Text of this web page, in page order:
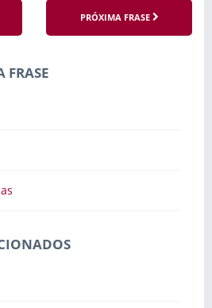
PRÓXIMA FRASE
FRASE